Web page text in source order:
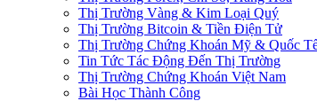
Thị Trường Vàng & Kim Loại Quý
Thị Trường Bitcoin & Tiền Điện Tử
Thị Trường Chứng Khoán Mỹ & Quốc
Tin Tức Tác Động Đến Thị Trường
Thị Trường Chứng Khoán Việt Nam
Bài Học Thành Công